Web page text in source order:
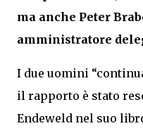
ma anche Peter
amministratore
I due uomini
il rapporto è stato
Endeweld nel suo